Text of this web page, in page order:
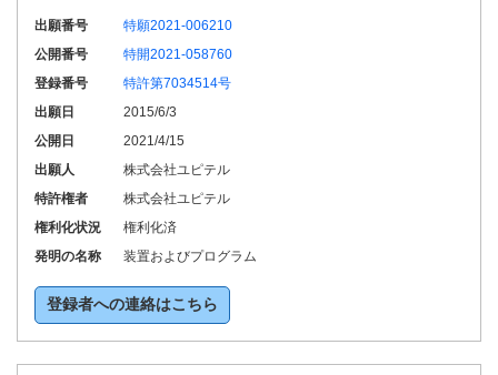
出願番号
特願2021-006210
公開番号
特開2021-058760
登録番号
特許第7034514号
出願日
2015/6/3
公開日
2021/4/15
出願人
株式会社ユピテル
特許権者
株式会社ユピテル
権利化状況
権利化済
発明の名称
装置およびプログラム
登録者への連絡はこちら